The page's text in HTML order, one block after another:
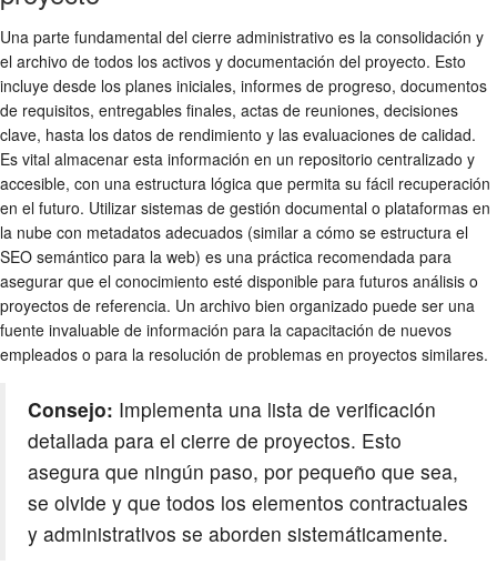
Una parte fundamental del cierre administrativo es la consolidación y
el archivo de todos los activos y documentación del proyecto. Esto
incluye desde los planes iniciales, informes de progreso, documentos
de requisitos, entregables finales, actas de reuniones, decisiones
clave, hasta los datos de rendimiento y las evaluaciones de calidad.
Es vital almacenar esta información en un repositorio centralizado y
accesible, con una estructura lógica que permita su fácil recuperación
en el futuro. Utilizar sistemas de gestión documental o plataformas en
la nube con metadatos adecuados (similar a cómo se estructura el
SEO semántico para la web) es una práctica recomendada para
asegurar que el conocimiento esté disponible para futuros análisis o
proyectos de referencia. Un archivo bien organizado puede ser una
fuente invaluable de información para la capacitación de nuevos
empleados o para la resolución de problemas en proyectos similares.
Consejo: Implementa una lista de verificación
detallada para el cierre de proyectos. Esto
asegura que ningún paso, por pequeño que sea,
se olvide y que todos los elementos contractuales
y administrativos se aborden sistemáticamente.